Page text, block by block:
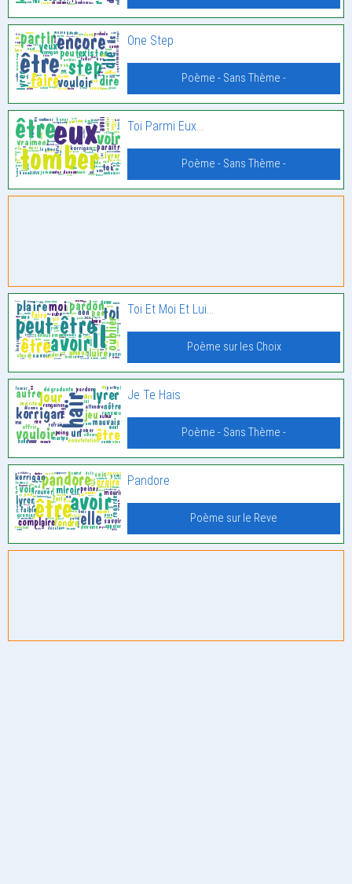
One Step
Poème - Sans Thème -
Toi Parmi Eux…
Poème - Sans Thème -
Toi Et Moi Et Lui…
Poème sur les Choix
Je Te Hais
Poème - Sans Thème -
Pandore
Poème sur le Reve